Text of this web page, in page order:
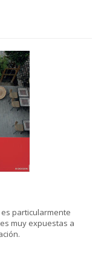
particularmente
muy expuestas a